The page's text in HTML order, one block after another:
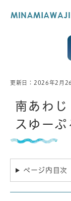
本
更新日：2026年2月
南あわ
スゆーぷ
ページ内目次